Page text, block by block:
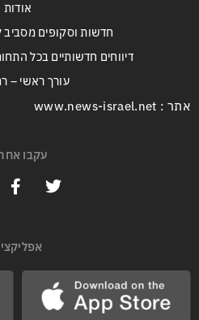
אודות
חדשות וסקופים מסביב
דיווחים חדשותיים בכל
עורך ראשי –
אתר : www.news-israel.net
עקבו